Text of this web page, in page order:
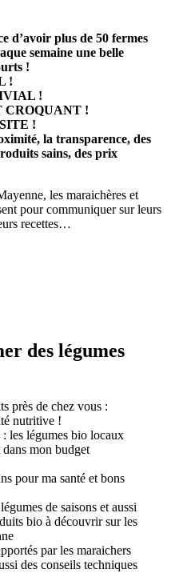
d’avoir plus de 50 fermes
semaine une belle
!
!
!
CROQUANT !
!
la transparence, des
sains, des prix
les maraichères et
pour communiquer sur leurs
recettes…
des légumes
près de chez vous :
nutritive !
les légumes bio locaux
dans mon budget
pour ma santé et bons
de saisons et aussi
bio à découvrir sur les
par les maraichers
des conseils techniques